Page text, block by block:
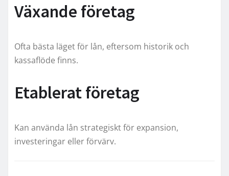
Växande företag
Ofta bästa läget för lån, eftersom historik och
kassaflöde finns.
Etablerat företag
Kan använda lån strategiskt för expansion,
investeringar eller förvärv.